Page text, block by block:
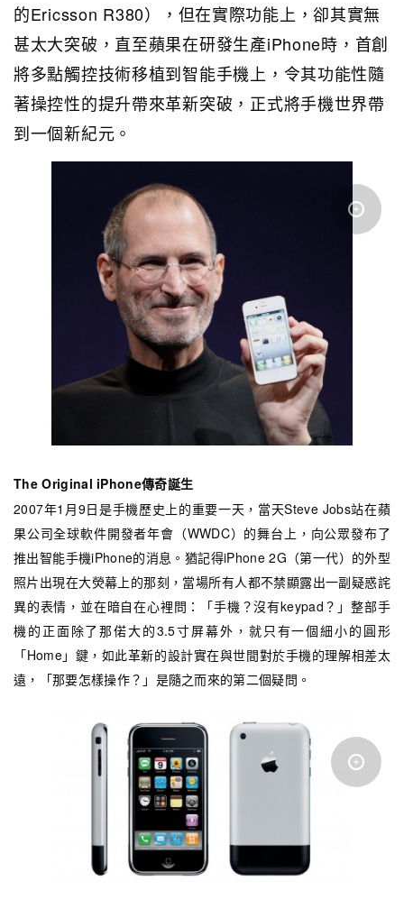
的Ericsson R380），但在實際功能上，卻其實無
甚太大突破，直至蘋果在研發生產iPhone時，首創
將多點觸控技術移植到智能手機上，令其功能性隨
著操控性的提升帶來革新突破，正式將手機世界帶
到一個新紀元。
The Original iPhone傳奇誕生
2007年1月9日是手機歷史上的重要一天，當天Steve Jobs站在蘋
果公司全球軟件開發者年會（WWDC）的舞台上，向公眾發布了
推出智能手機iPhone的消息。猶記得iPhone 2G（第一代）的外型
照片出現在大熒幕上的那刻，當場所有人都不禁顯露出一副疑惑詫
異的表情，並在暗自在心裡問：「手機？沒有keypad？」整部手
機的正面除了那偌大的3.5寸屏幕外，就只有一個細小的圓形
「Home」鍵，如此革新的設計實在與世間對於手機的理解相差太
遠，「那要怎樣操作？」是隨之而來的第二個疑問。